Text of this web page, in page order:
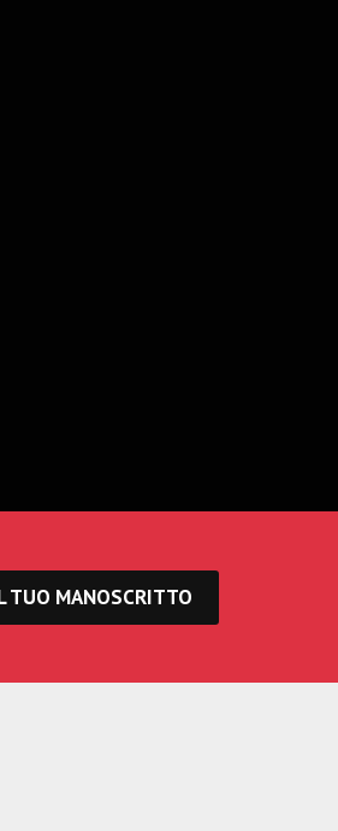
TUO MANOSCRITTO